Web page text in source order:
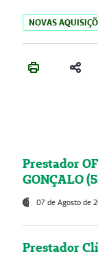
NOVAS
Prestador
GONÇALO
07 de Agosto de
Prestador